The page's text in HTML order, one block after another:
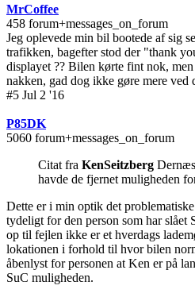
MrCoffee
458 forum+messages_on_forum
Jeg oplevede min bil bootede af sig
trafikken, bagefter stod der "thank
displayet ?? Bilen kørte fint nok,
nakken, gad dog ikke gøre mere ved
#5 Jul 2 '16
P85DK
5060 forum+messages_on_forum
Citat fra KenSeitzberg
havde de fjernet muligheden
Dette er i min optik det
tydeligt for den person som har slået
op til fejlen ikke er et hverdags
lokationen i forhold til hvor bilen
åbenlyst for personen at Ken er på
SuC muligheden.